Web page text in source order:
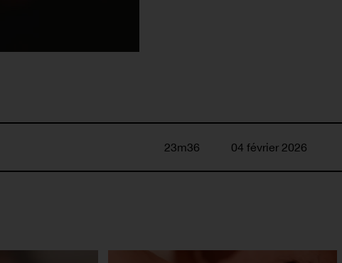
23m36 04 février 2026